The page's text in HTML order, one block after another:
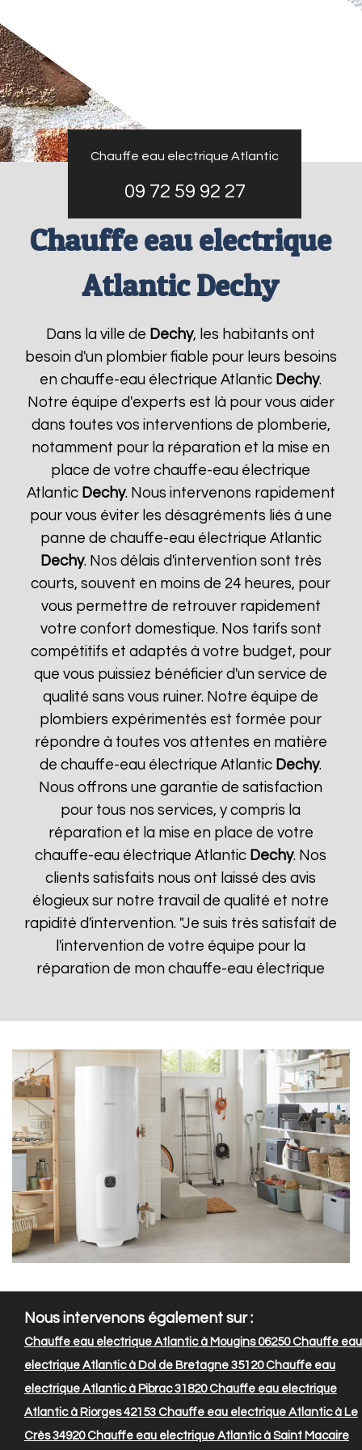
Chauffe eau electrique Atlantic
09 72 59 92 27
Chauffe eau electrique
Atlantic Dechy
Dans la ville de Dechy, les habitants ont
besoin d'un plombier fiable pour leurs besoins
en chauffe-eau électrique Atlantic Dechy.
Notre équipe d'experts est là pour vous aider
dans toutes vos interventions de plomberie,
notamment pour la réparation et la mise en
place de votre chauffe-eau électrique
Atlantic Dechy. Nous intervenons rapidement
pour vous éviter les désagréments liés à une
panne de chauffe-eau électrique Atlantic
Dechy. Nos délais d'intervention sont très
courts, souvent en moins de 24 heures, pour
vous permettre de retrouver rapidement
votre confort domestique. Nos tarifs sont
compétitifs et adaptés à votre budget, pour
que vous puissiez bénéficier d'un service de
qualité sans vous ruiner. Notre équipe de
plombiers expérimentés est formée pour
répondre à toutes vos attentes en matière
de chauffe-eau électrique Atlantic Dechy.
Nous offrons une garantie de satisfaction
pour tous nos services, y compris la
réparation et la mise en place de votre
chauffe-eau électrique Atlantic Dechy. Nos
clients satisfaits nous ont laissé des avis
élogieux sur notre travail de qualité et notre
rapidité d'intervention. "Je suis très satisfait de
l'intervention de votre équipe pour la
réparation de mon chauffe-eau électrique
Nous intervenons également sur :
Chauffe eau electrique Atlantic à Mougins 06250Chauffe eau
electrique Atlantic à Dol de Bretagne 35120Chauffe eau
electrique Atlantic à Pibrac 31820Chauffe eau electrique
Atlantic à Riorges 42153 Chauffe eau electrique Atlantic à Le
Crès 34920Chauffe eau electrique Atlantic à Saint Macaire